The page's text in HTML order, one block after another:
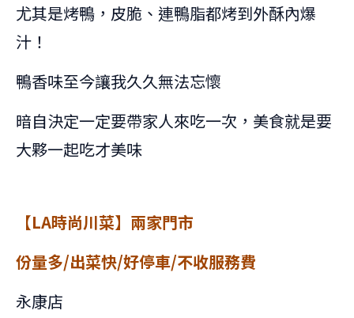
尤其是烤鴨，皮脆、連鴨脂都烤到外酥內爆
汁！
鴨香味至今讓我久久無法忘懷
暗自決定一定要帶家人來吃一次，美食就是要
大夥一起吃才美味
【LA時尚川菜】兩家門市
份量多/出菜快/好停車/不收服務費
永康店